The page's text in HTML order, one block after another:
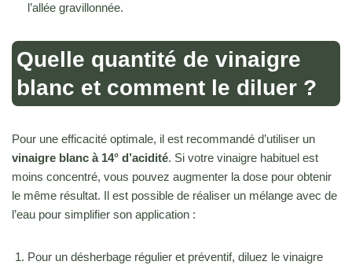
l’allée gravillonnée.
Quelle quantité de vinaigre
blanc et comment le diluer ?
Pour une efficacité optimale, il est recommandé d’utiliser un
vinaigre blanc à 14° d’acidité. Si votre vinaigre habituel est
moins concentré, vous pouvez augmenter la dose pour obtenir
le même résultat. Il est possible de réaliser un mélange avec de
l’eau pour simplifier son application :
Pour un désherbage régulier et préventif, diluez le vinaigre